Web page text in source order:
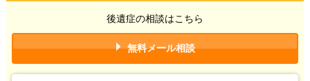
後遺症の相談はこちら
無料メール相談